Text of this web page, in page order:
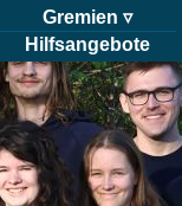
Gremien
Hilfsangebote